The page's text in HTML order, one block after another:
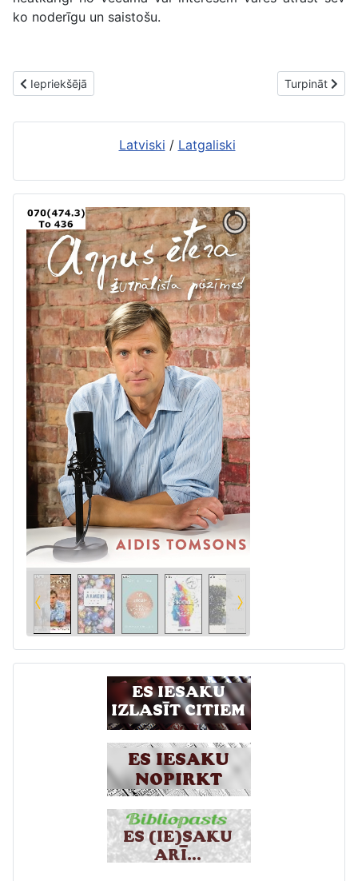
ko noderīgu un saistošu.
Iepriekšējais raksts: Jaunās grāmatas Rēzeknes 2. bibliotēkā.
Iepriekšējā Nākamais
Turpināt
Latviski / Latgaliski